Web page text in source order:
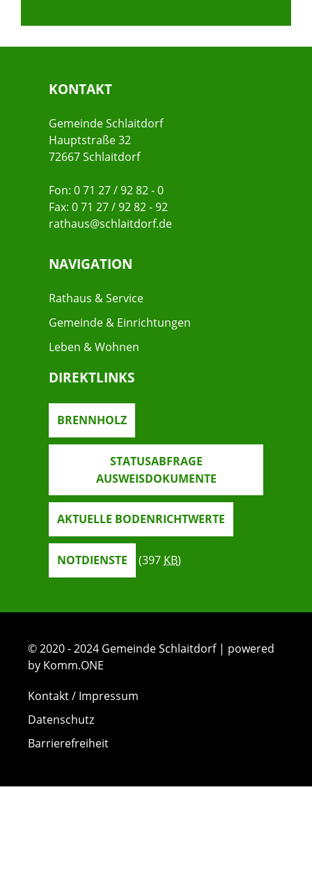
KONTAKT
Gemeinde Schlaitdorf
Hauptstraße 32
72667 Schlaitdorf
Fon: 0 71 27 / 92 82 - 0
Fax: 0 71 27 / 92 82 - 92
rathaus@schlaitdorf.de
NAVIGATION
Rathaus & Service
Gemeinde & Einrichtungen
Leben & Wohnen
DIREKTLINKS
BRENNHOLZ
STATUSABFRAGE
AUSWEISDOKUMENTE
AKTUELLE BODENRICHTWERTE
NOTDIENSTE (397 KB)
© 2020 - 2024 Gemeinde Schlaitdorf | powered
by Komm.ONE
Kontakt / Impressum
Datenschutz
Barrierefreiheit